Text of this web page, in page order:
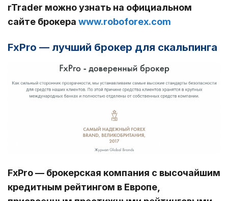
rTrader можно узнать на официальном
сайте брокера www.roboforex.com
FxPro — лучший брокер для скальпинга
FxPro — брокерская компания с высочайшим
кредитным рейтингом в Европе,